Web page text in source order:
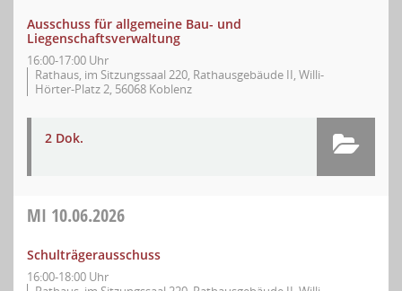
Ausschuss für allgemeine Bau- und
Liegenschaftsverwaltung
16:00-17:00 Uhr
Rathaus, im Sitzungssaal 220, Rathausgebäude II, Willi-
Hörter-Platz 2, 56068 Koblenz
2 Dok.
MI 10.06.2026
Schulträgerausschuss
16:00-18:00 Uhr